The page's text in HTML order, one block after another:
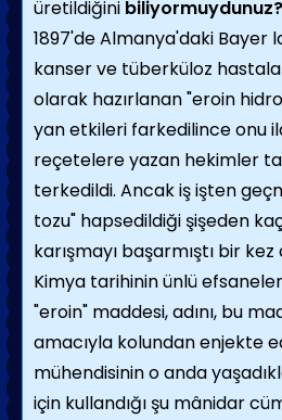
üretildiğini biliyormuydunuz?
1897'de Almanya'daki Bayer
kanser ve tüberküloz
olarak hazırlanan "eroin
yan etkileri farkedilince onu
reçetelere yazan hekimler
terkedildi. Ancak iş işten
tozu" hapsedildiği şişeden
karışmayı başarmıştı bir
Kimya tarihinin ünlü
"eroin" maddesi, adını, bu
amacıyla kolundan enjekte
mühendisinin o anda
için kullandığı şu mânidar